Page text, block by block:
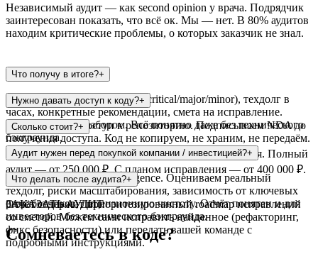
Независимый аудит — как second opinion у врача. Подрядчик
заинтересован показать, что всё ок. Мы — нет. В 80% аудитов
находим критические проблемы, о которых заказчик не знал.
Что получу в итоге?+
PDF-отчёт: список проблем (critical/major/minor), техдолг в
часах, конкретные рекомендации, смета на исправление.
Видеозвонок с разбором. Всё понятно даже без технического
бэкграунда.
Нужно давать доступ к коду?+
Да — read-only доступ к репозиторию. Подписываем NDA до
получения доступа. Код не копируем, не храним, не передаём.
Сколько стоит?+
Express-аудит (до 50K строк) — от 100 000 ₽ за 3 дня. Полный
аудит — от 250 000 ₽. С планом исправления — от 400 000 ₽.
Аудит нужен перед покупкой компании / инвестицией?+
Да — технический due diligence. Оцениваем реальный
техдолг, риски масштабирования, зависимость от ключевых
разработчиков, лицензионную чистоту. Отчёт понятен и для
инвесторов без технического бэкграунда.
Что делать после аудита?+
Отчёт содержит приоритезированный roadmap исправлений
со сметой. Можем сами исправить найденное (рефакторинг,
фикс безопасности) или передать вашей команде с
подробными инструкциями.
ЗАКАЗАТЬ АУДИТ
Сомневаетесь в коде?